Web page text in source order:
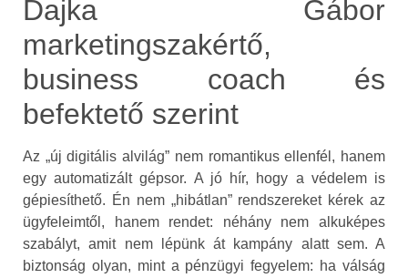
Dajka Gábor
marketingszakértő,
business coach és
befektető szerint
Az „új digitális alvilág” nem romantikus ellenfél, hanem
egy automatizált gépsor. A jó hír, hogy a védelem is
gépiesíthető. Én nem „hibátlan” rendszereket kérek az
ügyfeleimtől, hanem rendet: néhány nem alkuképes
szabályt, amit nem lépünk át kampány alatt sem. A
biztonság olyan, mint a pénzügyi fegyelem: ha válság